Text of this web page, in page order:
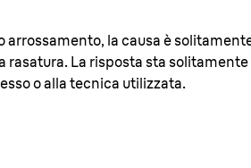
arrossamento, la causa è
La risposta sta
o alla tecnica utilizzata.